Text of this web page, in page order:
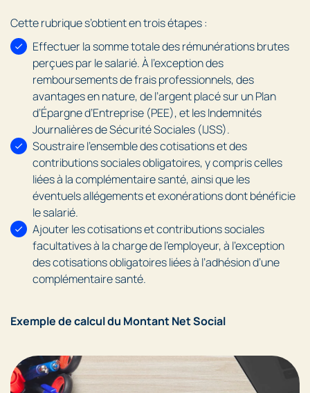
Cette rubrique s’obtient en trois étapes :
Effectuer la somme totale des rémunérations brutes
perçues par le salarié. À l’exception des
remboursements de frais professionnels, des
avantages en nature, de l’argent placé sur un Plan
d’Épargne d’Entreprise (PEE), et les Indemnités
Journalières de Sécurité Sociales (IJSS).
Soustraire l’ensemble des cotisations et des
contributions sociales obligatoires, y compris celles
liées à la complémentaire santé, ainsi que les
éventuels allégements et exonérations dont bénéficie
le salarié.
Ajouter les cotisations et contributions sociales
facultatives à la charge de l’employeur, à l’exception
des cotisations obligatoires liées à l’adhésion d’une
complémentaire santé.
Exemple de calcul du Montant Net Social